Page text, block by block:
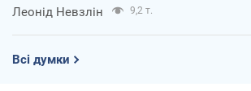
Леонід Невзлін 9,2 т.
Всі думки